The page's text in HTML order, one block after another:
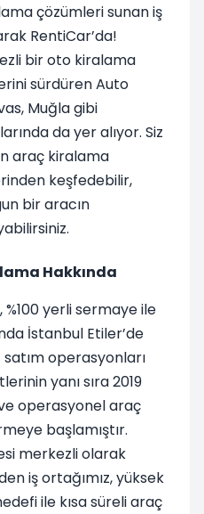
çözümleri sunan iş
RentiCar’da!
bir oto kiralama
sürdüren Auto
Muğla gibi
da yer alıyor. Siz
araç kiralama
keşfedebilir,
bir aracın
Hakkında
, %100 yerli sermaye ile
İstanbul Etiler’de
operasyonları
yanı sıra 2019
ve operasyonel araç
başlamıştır.
merkezli olarak
iş ortağımız, yüksek
ile kısa süreli araç